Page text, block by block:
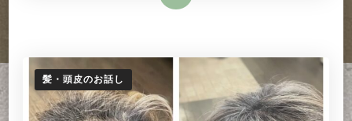
隠
い
大
人
髪・頭皮のお話し